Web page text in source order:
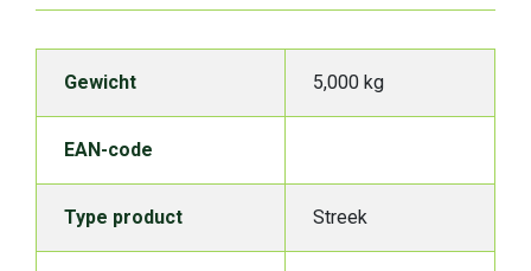
Gewicht 5,000 kg
EAN-code
Type product Streek